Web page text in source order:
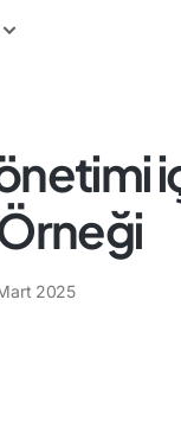
2025